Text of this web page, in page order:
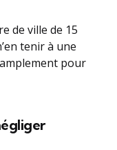
de ville de 15
tenir à une
pour